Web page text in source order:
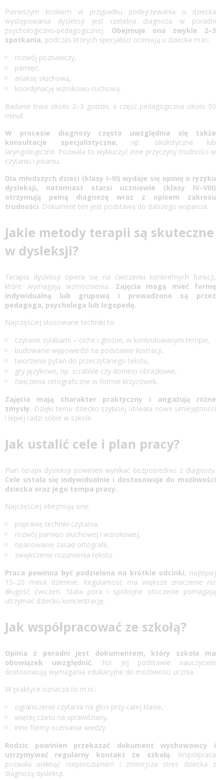
Pierwszym krokiem w przypadku podejrzewania u dziecka
występowania dysleksji jest rzetelna diagnoza w poradni
psychologiczno-pedagogicznej. Obejmuje ona zwykle 2–3
spotkania, podczas których specjaliści oceniają u dziecka m.in.:
rozwój poznawczy,
pamięć,
analizę słuchową,
koordynację wzrokowo-ruchową.
Badanie trwa około 2–3 godzin, a część pedagogiczna około 90
minut.
W procesie diagnozy często uwzględnia się także
konsultacje specjalistyczne, np. okulistyczne lub
laryngologiczne. Pozwala to wykluczyć inne przyczyny trudności w
czytaniu i pisaniu.
Dla młodszych dzieci (klasy I–III) wydaje się opinię o ryzyku
dysleksji, natomiast starsi uczniowie (klasy IV–VIII)
otrzymują pełną diagnozę wraz z opisem zakresu
trudności. Dokument ten jest podstawą do dalszego wsparcia.
Jakie metody terapii są skuteczne
w dysleksji?
Terapia dysleksji opiera się na ćwiczeniu konkretnych funkcji,
które wymagają wzmocnienia. Zajęcia mogą mieć formę
indywidualną lub grupową i prowadzone są przez
pedagoga, psychologa lub logopedę.
Najczęściej stosowane techniki to:
czytanie sylabami – ciche i głośne, w kontrolowanym tempie,
budowanie wypowiedzi na podstawie ilustracji,
tworzenie pytań do przeczytanego tekstu,
gry językowe, np. scrabble czy domino obrazkowe,
ćwiczenia ortograficzne w formie krzyżówek.
Zajęcia mają charakter praktyczny i angażują różne
zmysły. Dzięki temu dziecko szybciej utrwala nowe umiejętności
i lepiej radzi sobie w szkole.
Jak ustalić cele i plan pracy?
Plan terapii dysleksji powinien wynikać bezpośrednio z diagnozy.
Cele ustala się indywidualnie i dostosowuje do możliwości
dziecka oraz jego tempa pracy.
Najczęściej obejmują one:
poprawę techniki czytania,
rozwój pamięci słuchowej i wzrokowej,
opanowanie zasad ortografii,
zwiększenie rozumienia tekstu.
Praca powinna być podzielona na krótkie odcinki, najlepiej
15–20 minut dziennie. Regularność ma większe znaczenie niż
długość ćwiczeń. Stała pora i spokojne otoczenie pomagają
utrzymać dziecku koncentrację.
Jak współpracować ze szkołą?
Opinia z poradni jest dokumentem, który szkoła ma
obowiązek uwzględnić. Na jej podstawie nauczyciele
dostosowują wymagania edukacyjne do możliwości ucznia.
W praktyce oznacza to m.in.:
ograniczenie czytania na głos przy całej klasie,
więcej czasu na sprawdziany,
inne formy oceniania wiedzy.
Rodzic powinien przekazać dokument wychowawcy i
utrzymywać regularny kontakt ze szkołą. Współpraca
pozwala uniknąć nieporozumień i zmniejsza stres dziecka z
diagnozą dysleksji.